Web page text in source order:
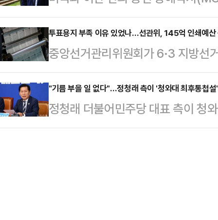
비스(SNS)에는 당시 혜리의 팬미
다. 혜리는 이날 몸에 밀착되는 원
스러운 매력을 발산했다.하지만 일
다는 반응을 보였다. …
의 이란재건기금을 조성하는 방안
태이며 한국과 일본 기업을 포함해
들어가 있는 것으로 알려졌다.다만
야 기금은 조성될 예정이며 ‘이 자
수 있다’는 미국 내 강경파 반발도
상된다.16일(현지시간) 로이터통신
금은 …
투표용지 부족 이유 있었나…선관위, 145억 인쇄예산
중앙선거관리위원회가 6·3 지방선
도 실제 집행은 절반 수준에 그친
회 소속 송언석 국민의힘 의원이 중
선관위는 전국 지방자치단체들에
110%'를 기준으로 확보하도록 요
"기름 부을 일 없다"…정청래 측이 '청와대 최후통첩
정청래 더불어민주당 대표 측이 청
해석을 경계했다.김진욱 민주당 당